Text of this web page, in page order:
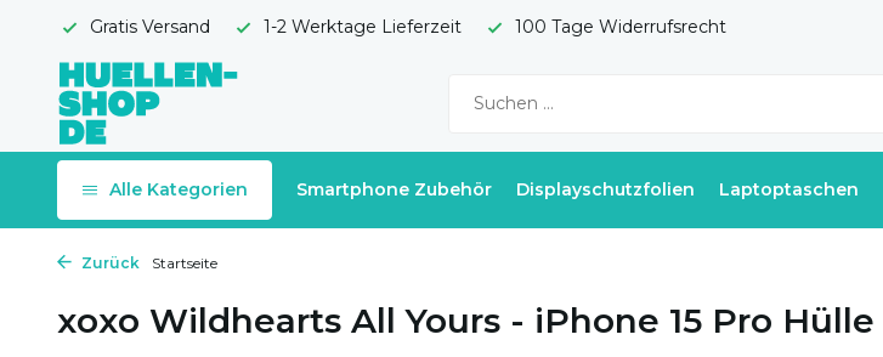
Gratis Versand 1-2 Werktage Lieferzeit 100 Tage Widerrufsrecht
Alle Kategorien Smartphone Zubehör Displayschutzfolien Laptoptaschen
Zurück Startseite
xoxo Wildhearts All Yours - iPhone 15 Pro Hülle